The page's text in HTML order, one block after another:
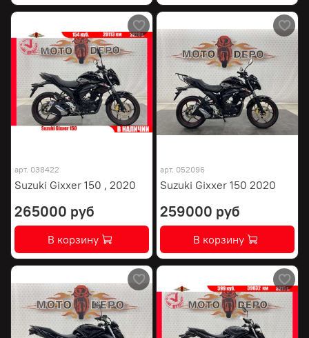
арт. 038422
Suzuki Gixxer 150 , 2020
265000 руб
В корзину
арт. 052096
Suzuki Gixxer 150 2020
259000 руб
В корзину